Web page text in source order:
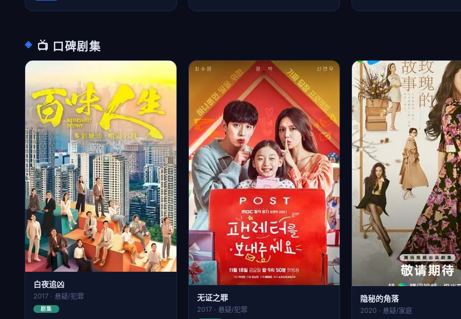
📺 口碑剧集
白夜追凶
2017 · 悬疑/犯罪
剧集
无证之罪
2017 · 悬疑/犯罪
隐秘的角落
2020 · 悬疑/家庭